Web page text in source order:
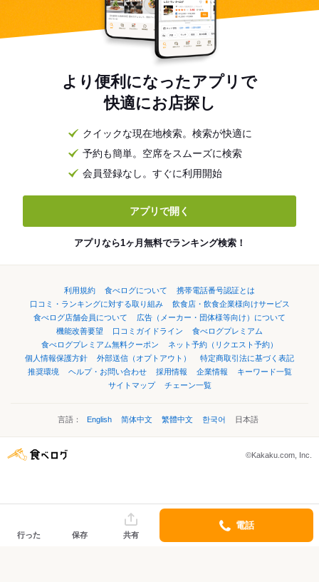
より便利になったアプリで
快適にお店探し
クイックな現在地検索。検索が快適に
予約も簡単。空席をスムーズに検索
会員登録なし。すぐに利用開始
アプリで開く
アプリなら1ヶ月無料でランキング検索！
利用規約 食べログについて
携帯電話番号認証とは
口コミ・ランキングに対する取り組み
飲食店・飲食企業様向けサービス
食べログ店舗会員について
広告（メーカー・団体様等向け）について
機能改善要望
口コミガイドライン
食べログプレミアム
食べログプレミアム無料クーポン
ネット予約（リクエスト予約）
個人情報保護方針
外部送信（オプトアウト）
特定商取引法に基づく表記
推奨環境
ヘルプ・お問い合わせ 採用情報 企業情報
キーワード一覧
サイトマップ
チェーン一覧
言語： English 简体中文 繁體中文 한국어 日本語
©Kakaku.com, Inc.
行った 保存 共有
電話